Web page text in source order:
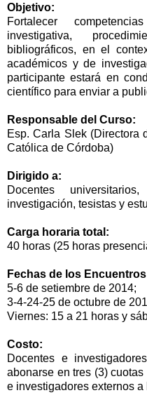
Objetivo:
Fortalecer
investigativa,
bibliográficos, en el
académicos y de
participante estará en
científico para enviar a
Responsable del Curso:
Esp. Carla Slek (Directora
Católica de Córdoba)
Dirigido a:
Docentes
investigación, tesistas y
Carga horaria total:
40 horas (25 horas
Fechas de los
5-6 de setiembre de 2014;
3-4-24-25 de octubre de
Viernes: 15 a 21 horas y
Costo:
Docentes e
abonarse en tres (3)
e investigadores externos